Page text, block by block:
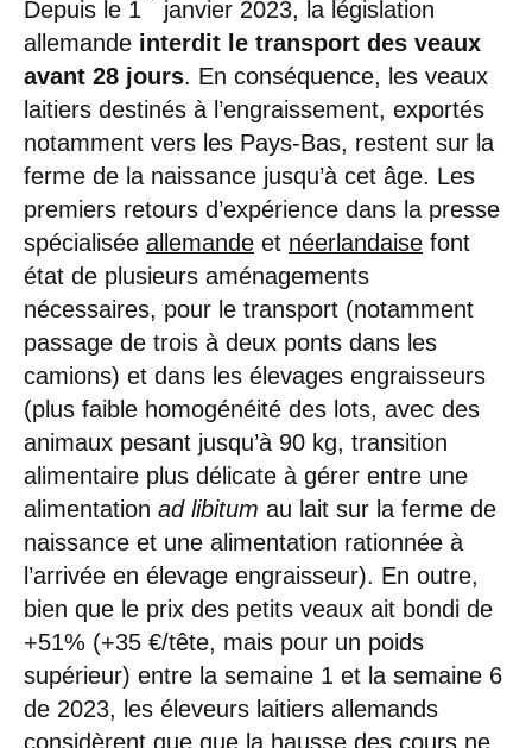
Depuis le 1
janvier 2023, la législation
allemande interdit le transport des veaux
avant 28 jours. En conséquence, les veaux
laitiers destinés à l’engraissement, exportés
notamment vers les Pays-Bas, restent sur la
ferme de la naissance jusqu’à cet âge. Les
premiers retours d’expérience dans la presse
spécialisée allemande et néerlandaise font
état de plusieurs aménagements
nécessaires, pour le transport (notamment
passage de trois à deux ponts dans les
camions) et dans les élevages engraisseurs
(plus faible homogénéité des lots, avec des
animaux pesant jusqu’à 90 kg, transition
alimentaire plus délicate à gérer entre une
alimentation ad libitum au lait sur la ferme de
naissance et une alimentation rationnée à
l’arrivée en élevage engraisseur). En outre,
bien que le prix des petits veaux ait bondi de
+51% (+35 €/tête, mais pour un poids
supérieur) entre la semaine 1 et la semaine 6
de 2023, les éleveurs laitiers allemands
considèrent que que la hausse des cours ne